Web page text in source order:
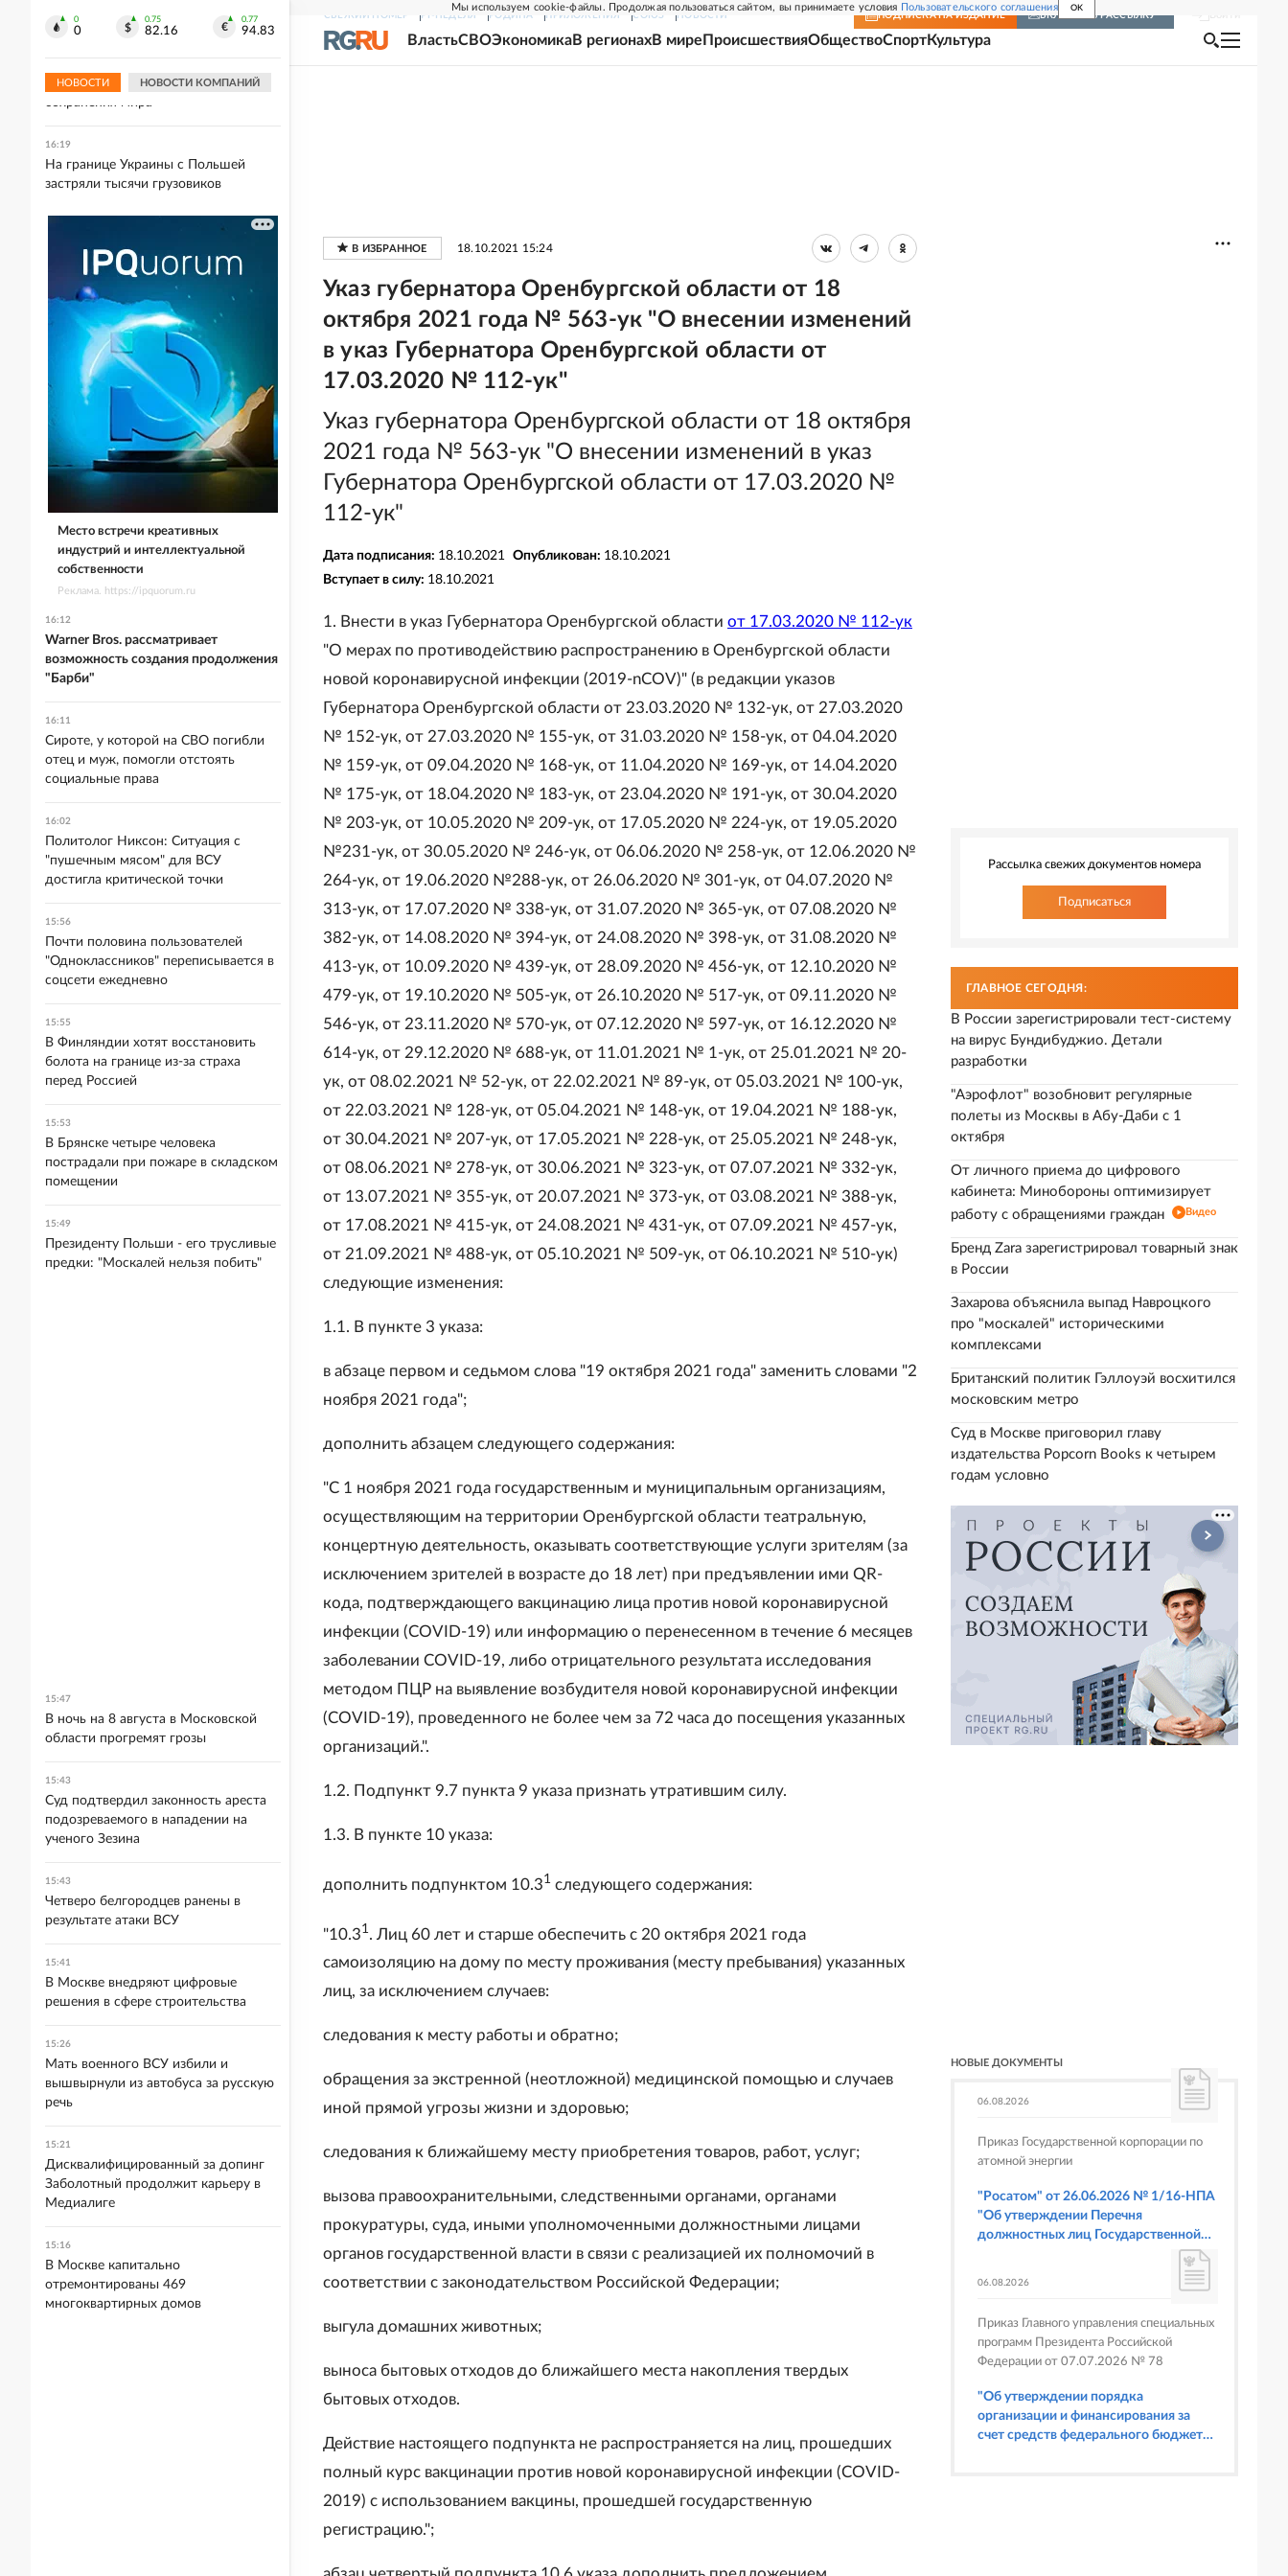
Мы используем cookie-файлы. Продолжая пользоваться сайтом, вы принимаете условия Пользовательского соглашения OK
СВЕЖИЙ НОМЕР РГ-НЕДЕЛЯ РОДИНА ПРИЛОЖЕНИЯ СОЮЗ НОВОСТИ ПОДПИСКА НА ИЗДАНИЕ ВКЛЮЧИТЬ РАССЫЛКУ
ВластьСВОЭкономикаВ регионахВ мире ПроисшествияОбществоСпортКультура
18.10.2021 15:24
Указ губернатора Оренбургской области от 18
октября 2021 года № 563-ук "О внесении изменений
в указ Губернатора Оренбургской области от
17.03.2020 № 112-ук"
Указ губернатора Оренбургской области от 18 октября
2021 года № 563-ук "О внесении изменений в указ
Губернатора Оренбургской области от 17.03.2020 №
112-ук"
Дата подписания: 18.10.2021 Опубликован: 18.10.2021
Вступает в силу: 18.10.2021
1. Внести в указ Губернатора Оренбургской области от 17.03.2020 № 112-ук
"О мерах по противодействию распространению в Оренбургской области
новой коронавирусной инфекции (2019-nCOV)" (в редакции указов
Губернатора Оренбургской области от 23.03.2020 № 132-ук, от 27.03.2020
№ 152-ук, от 27.03.2020 № 155-ук, от 31.03.2020 № 158-ук, от 04.04.2020
№ 159-ук, от 09.04.2020 № 168-ук, от 11.04.2020 № 169-ук, от 14.04.2020
№ 175-ук, от 18.04.2020 № 183-ук, от 23.04.2020 № 191-ук, от 30.04.2020
№ 203-ук, от 10.05.2020 № 209-ук, от 17.05.2020 № 224-ук, от 19.05.2020
№231-ук, от 30.05.2020 № 246-ук, от 06.06.2020 № 258-ук, от 12.06.2020 №
264-ук, от 19.06.2020 №288-ук, от 26.06.2020 № 301-ук, от 04.07.2020 №
313-ук, от 17.07.2020 № 338-ук, от 31.07.2020 № 365-ук, от 07.08.2020 №
382-ук, от 14.08.2020 № 394-ук, от 24.08.2020 № 398-ук, от 31.08.2020 №
413-ук, от 10.09.2020 № 439-ук, от 28.09.2020 № 456-ук, от 12.10.2020 №
479-ук, от 19.10.2020 № 505-ук, от 26.10.2020 № 517-ук, от 09.11.2020 №
546-ук, от 23.11.2020 № 570-ук, от 07.12.2020 № 597-ук, от 16.12.2020 №
614-ук, от 29.12.2020 № 688-ук, от 11.01.2021 № 1-ук, от 25.01.2021 № 20-
ук, от 08.02.2021 № 52-ук, от 22.02.2021 № 89-ук, от 05.03.2021 № 100-ук,
от 22.03.2021 № 128-ук, от 05.04.2021 № 148-ук, от 19.04.2021 № 188-ук,
от 30.04.2021 № 207-ук, от 17.05.2021 № 228-ук, от 25.05.2021 № 248-ук,
от 08.06.2021 № 278-ук, от 30.06.2021 № 323-ук, от 07.07.2021 № 332-ук,
от 13.07.2021 № 355-ук, от 20.07.2021 № 373-ук, от 03.08.2021 № 388-ук,
от 17.08.2021 № 415-ук, от 24.08.2021 № 431-ук, от 07.09.2021 № 457-ук,
от 21.09.2021 № 488-ук, от 05.10.2021 № 509-ук, от 06.10.2021 № 510-ук)
следующие изменения:
1.1. В пункте 3 указа:
в абзаце первом и седьмом слова "19 октября 2021 года" заменить словами "2
ноября 2021 года";
дополнить абзацем следующего содержания:
"С 1 ноября 2021 года государственным и муниципальным организациям,
осуществляющим на территории Оренбургской области театральную,
концертную деятельность, оказывать соответствующие услуги зрителям (за
исключением зрителей в возрасте до 18 лет) при предъявлении ими QR-
кода, подтверждающего вакцинацию лица против новой коронавирусной
инфекции (COVID-19) или информацию о перенесенном в течение 6 месяцев
заболевании COVID-19, либо отрицательного результата исследования
методом ПЦР на выявление возбудителя новой коронавирусной инфекции
(COVID-19), проведенного не более чем за 72 часа до посещения указанных
организаций.".
1.2. Подпункт 9.7 пункта 9 указа признать утратившим силу.
1.3. В пункте 10 указа:
дополнить подпунктом 10.31 следующего содержания:
"10.31
. Лиц 60 лет и старше обеспечить с 20 октября 2021 года
самоизоляцию на дому по месту проживания (месту пребывания) указанных
лиц, за исключением случаев:
следования к месту работы и обратно;
обращения за экстренной (неотложной) медицинской помощью и случаев
иной прямой угрозы жизни и здоровью;
следования к ближайшему месту приобретения товаров, работ, услуг;
вызова правоохранительными, следственными органами, органами
прокуратуры, суда, иными уполномоченными должностными лицами
органов государственной власти в связи с реализацией их полномочий в
соответствии с законодательством Российской Федерации;
выгула домашних животных;
выноса бытовых отходов до ближайшего места накопления твердых
бытовых отходов.
Действие настоящего подпункта не распространяется на лиц, прошедших
полный курс вакцинации против новой коронавирусной инфекции (COVID-
2019) с использованием вакцины, прошедшей государственную
регистрацию.";
Рассылка свежих документов номера
Подписаться
ГЛАВНОЕ СЕГОДНЯ:
В России зарегистрировали тест-систему
на вирус Бундибуджио. Детали
разработки
"Аэрофлот" возобновит регулярные
полеты из Москвы в Абу-Даби с 1
октября
От личного приема до цифрового
кабинета: Минобороны оптимизирует
работу с обращениями граждан
Видео
Бренд Zara зарегистрировал товарный знак
в России
Захарова объяснила выпад Навроцкого
про "москалей" историческими
комплексами
Британский политик Гэллоуэй восхитился
московским метро
Суд в Москве приговорил главу
издательства Popcorn Books к четырем
годам условно
НОВЫЕ ДОКУМЕНТЫ
06.08.2026
Приказ Государственной корпорации по
атомной энергии
"Росатом" от 26.06.2026 № 1/16-НПА
"Об утверждении Перечня
должностных лиц Государственной
корпорации по атомной энергии
предусмотренных статьями 6.3, 8.1,
9.4, 9.5 и 9.5.1, частью 3 статьи 9.16,
статьей 14.44, частью 1 статьи 19.4,
статьей 19.4.1, частями 6 и 15 статьи
19.5, статьями 19.6 и 19.7, частью 1
статьи 19.26, статьей 19.33, частями 1,
2, 2.1, 6 и 6.1 статьи 20.4 Кодекса
06.08.2026
Приказ Главного управления специальных
программ Президента Российской
Федерации от 07.07.2026 № 78
"Об утверждении порядка
организации и финансирования за
счет средств федерального бюджета
0
0
0.75
82.16
0.77
94.83
НОВОСТИ НОВОСТИ КОМПАНИЙ
долларов за унцию
Лукашенко назвал простую формулу
сохранения мира
16:19
На границе Украины с Польшей
застряли тысячи грузовиков
Место встречи креативных
индустрий и интеллектуальной
собственности
Реклама. https://ipquorum.ru
16:12
Warner Bros. рассматривает
возможность создания продолжения
"Барби"
16:11
Сироте, у которой на СВО погибли
отец и муж, помогли отстоять
социальные права
16:02
Политолог Никсон: Ситуация с
"пушечным мясом" для ВСУ
достигла критической точки
15:56
Почти половина пользователей
"Одноклассников" переписывается в
соцсети ежедневно
15:55
В Финляндии хотят восстановить
болота на границе из-за страха
перед Россией
15:53
В Брянске четыре человека
пострадали при пожаре в складском
помещении
15:49
Президенту Польши - его трусливые
предки: "Москалей нельзя побить"
15:47
В ночь на 8 августа в Московской
области прогремят грозы
15:43
Суд подтвердил законность ареста
подозреваемого в нападении на
ученого Зезина
15:43
Четверо белгородцев ранены в
результате атаки ВСУ
15:41
В Москве внедряют цифровые
решения в сфере строительства
15:26
Мать военного ВСУ избили и
вышвырнули из автобуса за русскую
речь
15:21
Дисквалифицированный за допинг
Заболотный продолжит карьеру в
Медиалиге
15:16
В Москве капитально
отремонтированы 469
многоквартирных домов